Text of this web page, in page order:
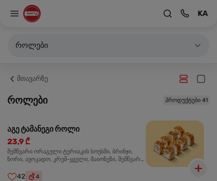
KA
როლები
მთავარზე
როლები პროდუქტები 41
აგე ტამანეგი როლი
23,9 ₾
შემწვარი ორაგული ტერიაკის სოუსში, ბრინჯი,
ნორი, ავოკადო, კრემ-ყველი, მაიონეზი, შემწვარი
42 4